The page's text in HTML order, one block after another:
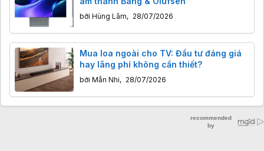
bởi Hùng Lâm, 28/07/2026
Mua loa ngoài cho TV: Đầu tư đáng giá
hay lãng phí không cần thiết?
bởi Mẫn Nhi, 28/07/2026